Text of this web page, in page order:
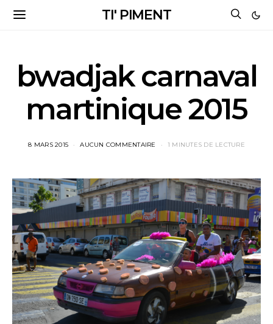
TI' PIMENT
bwadjak carnaval
martinique 2015
8 MARS 2015 AUCUN COMMENTAIRE 1 MINUTES DE LECTURE